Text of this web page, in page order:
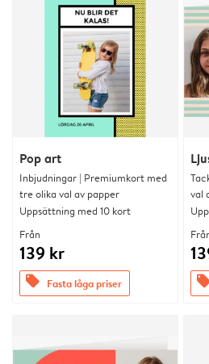
Pop art
Inbjudningar | Premiumkort med
tre olika val av papper
Uppsättning med 10 kort
Från
139 kr
offers Fasta låga priser
val